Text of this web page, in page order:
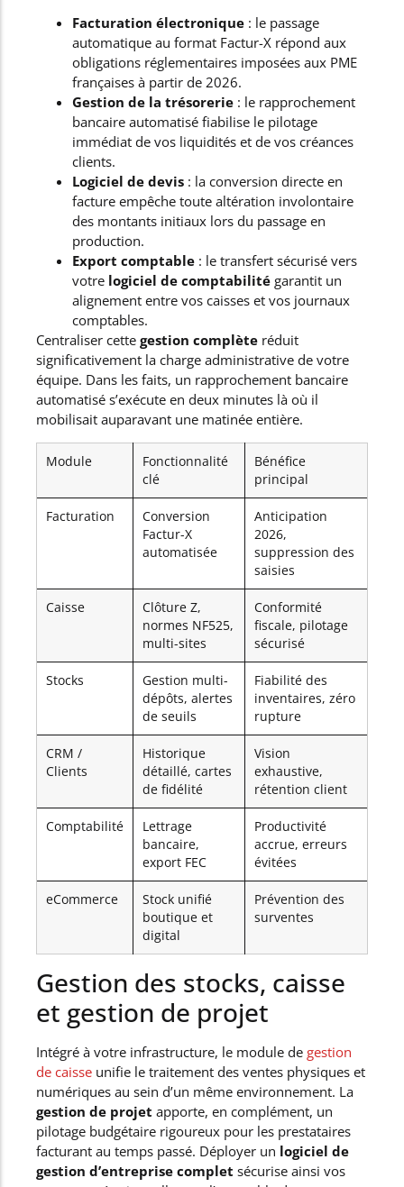
Facturation électronique : le passage
automatique au format Factur-X répond aux
obligations réglementaires imposées aux PME
françaises à partir de 2026.
Gestion de la trésorerie : le rapprochement
bancaire automatisé fiabilise le pilotage
immédiat de vos liquidités et de vos créances
clients.
Logiciel de devis : la conversion directe en
facture empêche toute altération involontaire
des montants initiaux lors du passage en
production.
Export comptable : le transfert sécurisé vers
votre logiciel de comptabilité garantit un
alignement entre vos caisses et vos journaux
comptables.
Centraliser cette gestion complète réduit
significativement la charge administrative de votre
équipe. Dans les faits, un rapprochement bancaire
automatisé s’exécute en deux minutes là où il
mobilisait auparavant une matinée entière.
Module
Fonctionnalité
clé
Bénéfice
principal
Facturation
Conversion
Factur-X
automatisée
Anticipation
2026,
suppression des
saisies
Caisse
Clôture Z,
normes NF525,
multi-sites
Conformité
fiscale, pilotage
sécurisé
Stocks
Gestion multi-
dépôts, alertes
de seuils
Fiabilité des
inventaires, zéro
rupture
CRM /
Clients
Historique
détaillé, cartes
de fidélité
Vision
exhaustive,
rétention client
Comptabilité
Lettrage
bancaire,
export FEC
Productivité
accrue, erreurs
évitées
eCommerce
Stock unifié
boutique et
digital
Prévention des
surventes
Gestion des stocks, caisse
et gestion de projet
Intégré à votre infrastructure, le module de gestion
de caisse unifie le traitement des ventes physiques et
numériques au sein d’un même environnement. La
gestion de projet apporte, en complément, un
pilotage budgétaire rigoureux pour les prestataires
facturant au temps passé. Déployer un logiciel de
gestion d’entreprise complet sécurise ainsi vos